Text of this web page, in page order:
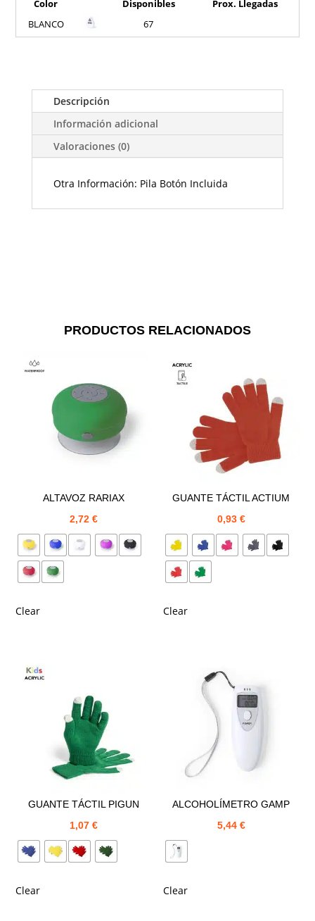
Color Disponibles
Prox. Llegadas
BLANCO
67
Descripción
Información adicional
Valoraciones (0)
Otra Información: Pila Botón Incluida
PRODUCTOS RELACIONADOS
ALTAVOZ RARIAX
2,72€
Clear
GUANTE TÁCTIL ACTIUM
0,93 €
Clear
GUANTE TÁCTIL PIGUN
1,07€
Clear
ALCOHOLÍMETRO GAMP
5,44 €
Clear